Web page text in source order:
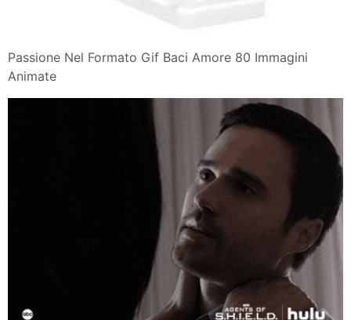
Passione Nel Formato Gif Baci Amore 80 Immagini
Animate